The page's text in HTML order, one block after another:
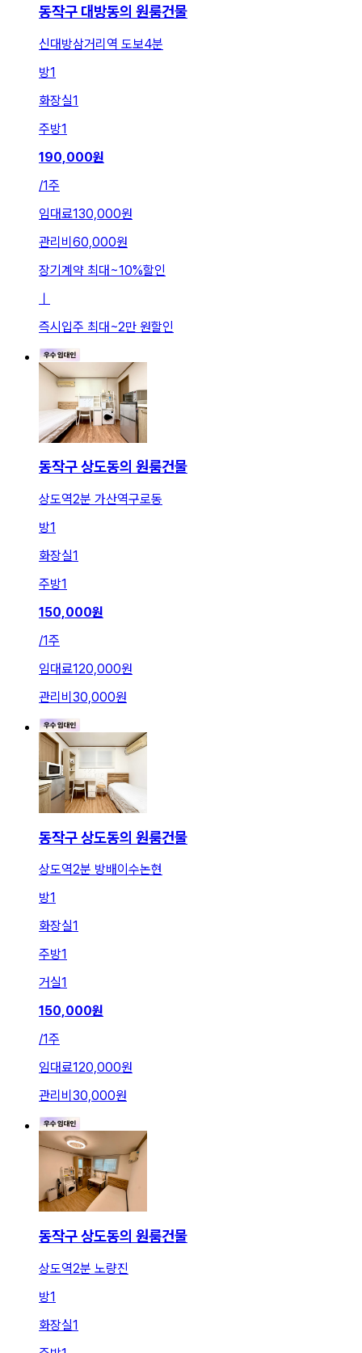
동작구 대방동의 원룸건물
신대방삼거리역 도보4분
방1
화장실1
주방1
190,000원
/1주
임대료130,000원
관리비 60,000원
장기계약 최대~10%할인
ㅣ
즉시입주 최대~2만 원할인
동작구 상도동의 원룸건물
상도역2분 가산역구로동
방1
화장실1
주방1
150,000원
/1주
임대료120,000원
관리비 30,000원
동작구 상도동의 원룸건물
상도역2분 방배이수논현
방1
화장실1
주방1
거실1
150,000원
/1주
임대료120,000원
관리비 30,000원
동작구 상도동의 원룸건물
상도역2분 노량진
방1
화장실1